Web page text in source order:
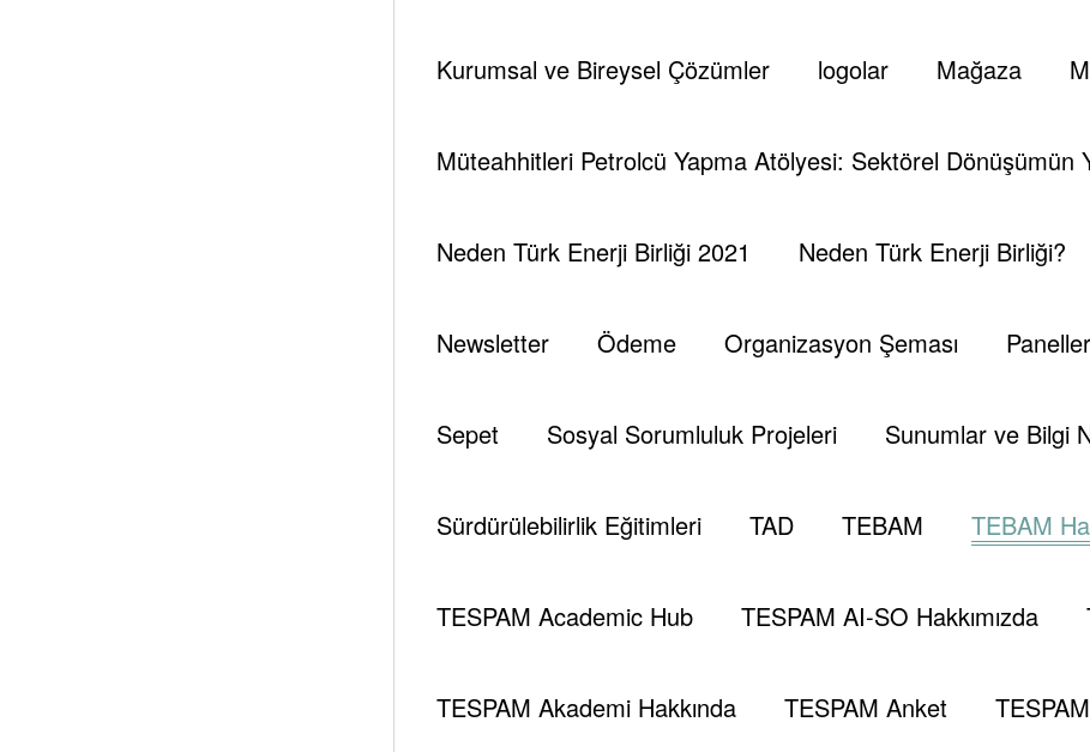
Kurumsal ve Bireysel Çözümler logolar Mağaza
Müteahhitleri Petrolcü Yapma Atölyesi: Sektörel Dönüşümün
Neden Türk Enerji Birliği 2021 Neden Türk Enerji Birliği?
Newsletter Ödeme Organizasyon Şeması Paneller
Sepet Sosyal Sorumluluk Projeleri Sunumlar ve Bilgi
Sürdürülebilirlik Eğitimleri TAD TEBAM TEBAM
TESPAM Academic Hub TESPAM AI-SO Hakkımızda
TESPAM Akademi Hakkında TESPAM Anket